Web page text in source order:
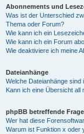
Abonnements und
Was ist der Unterschied
Thema oder Forum?
Wie kann ich ein
Wie kann ich ein Forum
Wie deaktiviere ich meine
Dateianhänge
Welche Dateianhänge
Kann ich eine Übersicht all
phpBB betreffende
Wer hat diese
Warum ist Funktion x oder